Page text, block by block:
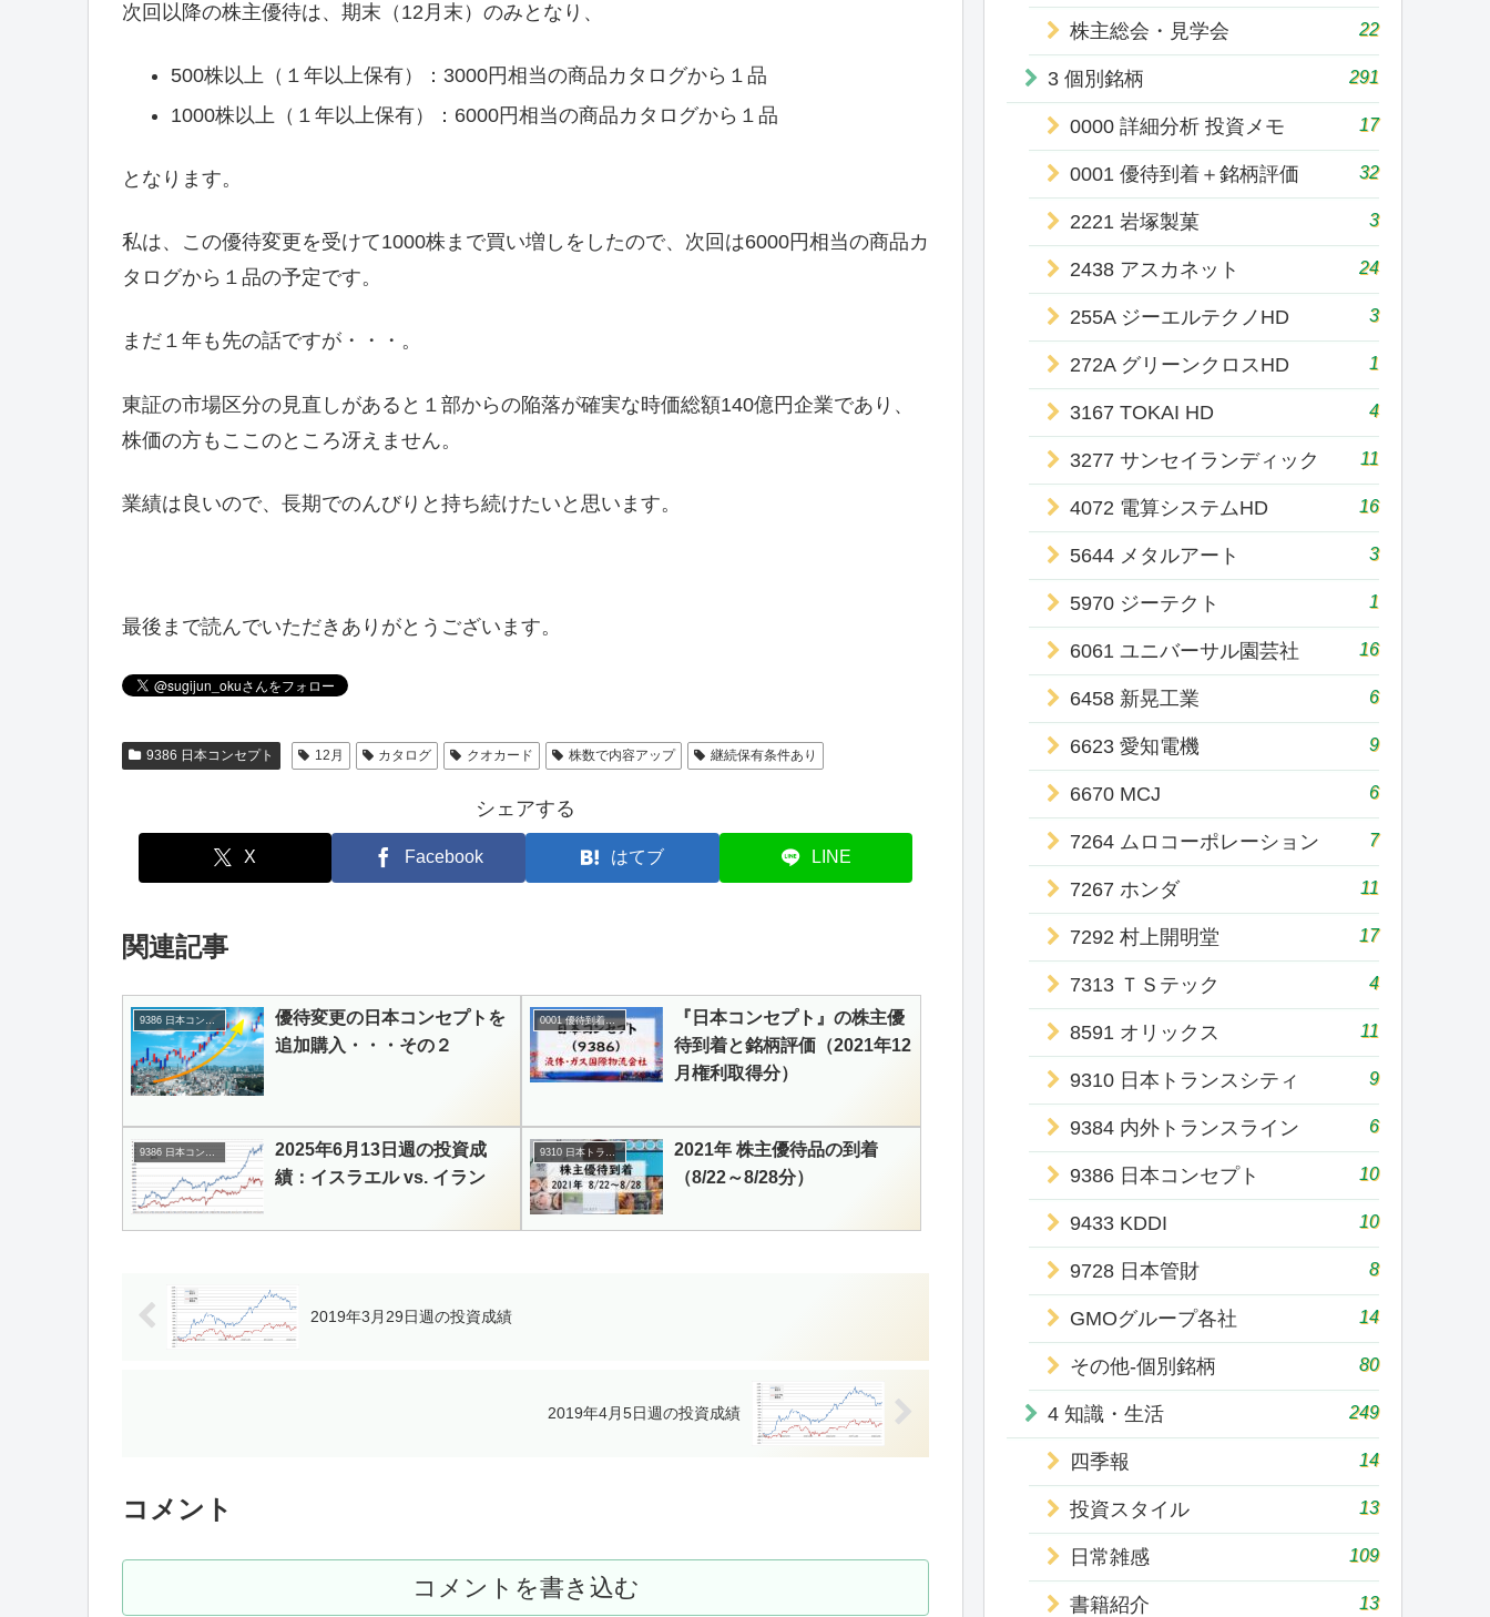
次回以降の株主優待は、期末（12月末）のみとなり、
500株以上（１年以上保有）：3000円相当の商品カタログから１品
1000株以上（１年以上保有）：6000円相当の商品カタログから１品
となります。
私は、この優待変更を受けて1000株まで買い増しをしたので、次回は6000円相当の商品カ
タログから１品の予定です。
まだ１年も先の話ですが・・・。
東証の市場区分の見直しがあると１部からの陥落が確実な時価総額140億円企業であり、
株価の方もここのところ冴えません。
業績は良いので、長期でのんびりと持ち続けたいと思います。
最後まで読んでいただきありがとうございます。
9386 日本コンセプト 12月 カタログ クオカード 株数で内容アップ 継続保有条件あり
シェアする
X Facebook はてブ LINE
関連記事
9386 日本コンセプト
優待変更の日本コンセプトを
追加購入・・・その２
0001 優待到着＋銘柄評価
『日本コンセプト』の株主優
待到着と銘柄評価（2021年12
月権利取得分）
2025年6月13日週の投資成
績：イスラエル vs. イラン
2021年 株主優待品の到着
（8/22～8/28分）
2019年3月29日週の投資成績
2019年4月5日週の投資成績
コメント
コメントを書き込む
株主総会・見学会 22
3 個別銘柄 291
0000 詳細分析 投資メモ 17
0001 優待到着＋銘柄評価 32
2221 岩塚製菓 3
2438 アスカネット 24
255A ジーエルテクノHD 3
272A グリーンクロスHD 1
3167 TOKAI HD 4
3277 サンセイランディック 11
4072 電算システムHD 16
5644 メタルアート 3
5970 ジーテクト 1
6061 ユニバーサル園芸社 16
6458 新晃工業 6
6623 愛知電機 9
6670 MCJ 6
7264 ムロコーポレーション 7
7267 ホンダ 11
7292 村上開明堂 17
7313 ＴＳテック 4
8591 オリックス 11
9310 日本トランスシティ 9
9384 内外トランスライン 6
9386 日本コンセプト 10
9433 KDDI 10
9728 日本管財 8
GMOグループ各社 14
その他-個別銘柄 80
4 知識・生活 249
四季報 14
投資スタイル 13
日常雑感 109
書籍紹介 13